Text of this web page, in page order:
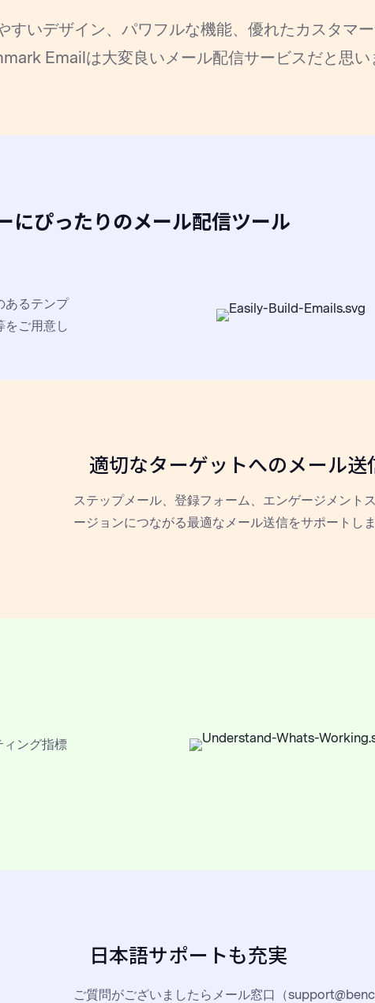
すいデザイン、パワフルな機能、優れたカスタマ
Emailは大変良いメール配信サービスだと思い
にぴったりのメール配信ツール
あるテンプ
をご用意し
適切なターゲットへのメール送
ステップメール、登録フォーム、エンゲージメント
ージョンにつながる最適なメール送信をサポートしま
ング指標
日本語サポートも充実
ご質問がございましたらメール窓口（